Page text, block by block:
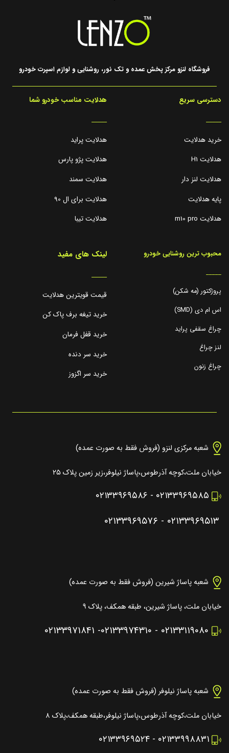
فروشگاه لنزو مرکز پخش عمده و تک نور، روشنایی و لوازم اسپرت خودرو
دسترسی سریع
_____
خرید هدلایت
هدلایت H1
هدلایت لنز دار
پایه هدلایت
هدلایت m10 pro
هدلایت مناسب خودرو شما
_____
هدلایت پراید
هدلایت پژو پارس
هدلایت سمند
هدلایت برای ال 90
هدلایت تیبا
محبوب ترین روشنایی خودرو
_____
پروژکتور (مه شکن)
اس ام دی (SMD)
چراغ سقفی پراید
لنز چراغ
چراغ زنون
لینک های مفید
_____
قیمت قویترین هدلایت
خرید تیغه برف پاک کن
خرید قفل فرمان
خرید سر دنده
خرید سر اگزوز
شعبه مرکزی لنزو (فروش فقط به صورت عمده)
خیابان ملت،کوچه آذرطوس،پاساژ نیلوفر،زیر زمین پلاک ۲۵
۰۲۱۳۳۹۶۹۵۸۵ - ۰۲۱۳۳۹۶۹۵۸۶
۰۲۱۳۳۹۶۹۵۱۳ - ۰۲۱۳۳۹۶۹۵۷۶
شعبه پاساژ شیرین (فروش فقط به صورت عمده)
خیابان ملت، پاساژ شیرین، طبقه همکف، پلاک ۹
۰۲۱۳۳۱۱۹۰۸۰ - ۰۲۱۳۳۹۷۴۳۱۰- ۰۲۱۳۳۹۷۱۸۴۱
شعبه پاساژ نیلوفر (فروش فقط به صورت عمده)
خیابان ملت،کوچه آذرطوس،پاساژ نیلوفر،طبقه همکف،پلاک ۸
۰۲۱۳۳۹۹۸۸۳۱ - ۰۲۱۳۳۹۶۹۵۲۴